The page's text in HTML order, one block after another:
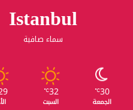
Istanbul
سماء صافية
30
℃
الجمعة
32
℃
السبت